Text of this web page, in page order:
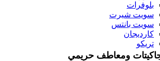
بلوفرات
سويت شيرت
سويت بانتس
كارديجان
تريكو
ومعاطف حريمي